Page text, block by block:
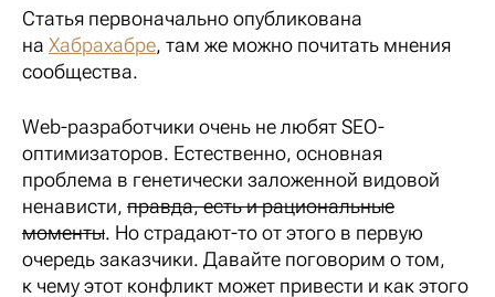
Статья первоначально опубликована
на Хабрахабре, там же можно почитать мнения
сообщества.
Web-разработчики очень не любят SEO-
оптимизаторов. Естественно, основная
проблема в генетически заложенной видовой
ненависти, правда, есть и рациональные
моменты. Но страдают-то от этого в первую
очередь заказчики. Давайте поговорим о том,
к чему этот конфликт может привести и как этого